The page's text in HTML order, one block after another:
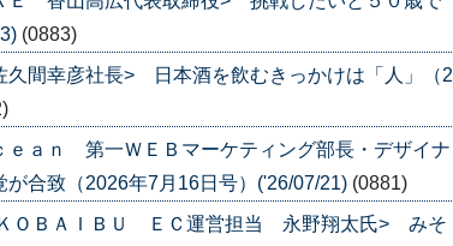
(0883)
間幸彦社長> 日本酒を飲むきっかけは「人」（2
ｅａｎ 第一ＷＥＢマーケティング部長・デザイナ
合致（2026年7月16日号）('26/07/21) (0881)
ＫＯＢＡＩＢＵ ＥＣ運営担当 永野翔太氏> みそ